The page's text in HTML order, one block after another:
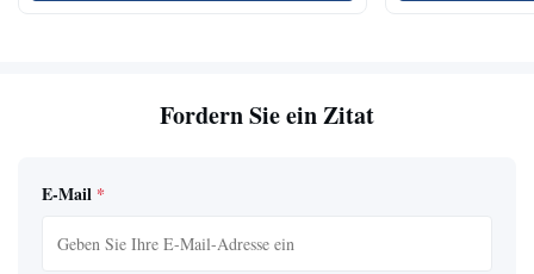
Fordern Sie ein Zitat
E-Mail *